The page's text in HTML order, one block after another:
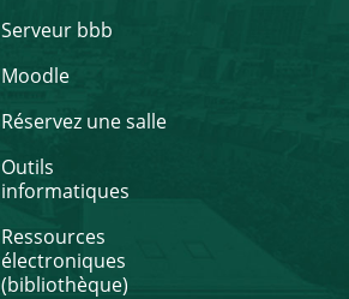
Serveur bbb
Moodle
Réservez une salle
Outils
informatiques
Ressources
électroniques
(bibliothèque)